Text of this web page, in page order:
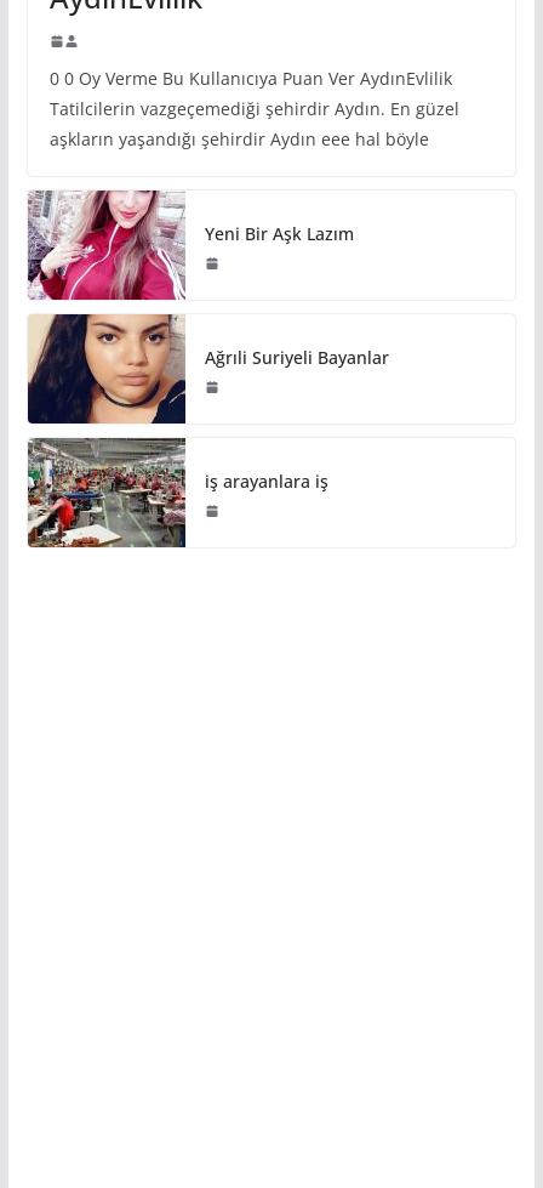
0 0 Oy Verme Bu Kullanıcıya Puan Ver AydınEvlilik
Tatilcilerin vazgeçemediği şehirdir Aydın. En güzel
aşkların yaşandığı şehirdir Aydın eee hal böyle
Yeni Bir Aşk Lazım
Ağrıli Suriyeli Bayanlar
iş arayanlara iş